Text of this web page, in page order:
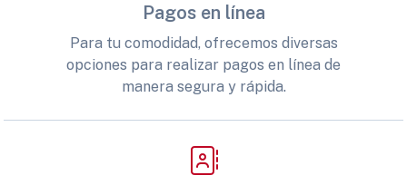
Pagos en línea
Para tu comodidad, ofrecemos diversas
opciones para realizar pagos en línea de
manera segura y rápida.